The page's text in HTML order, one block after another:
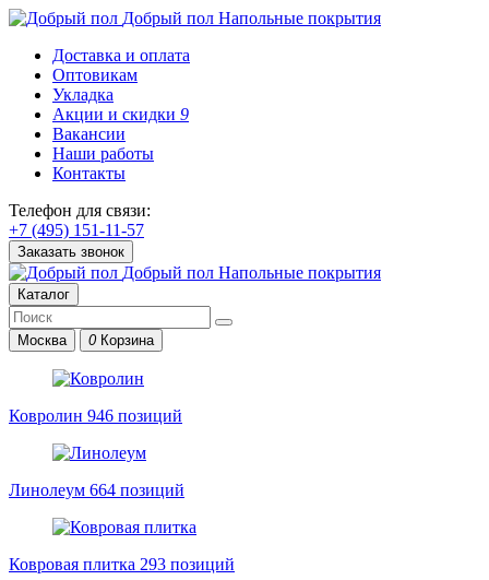
Добрый пол Напольные покрытия
Доставка и оплата
Оптовикам
Укладка
Акции и скидки 9
Вакансии
Наши работы
Контакты
Телефон для связи:
+7 (495) 151-11-57
Заказать звонок
Добрый пол Напольные покрытия
Каталог
Москва 0 Корзина
Ковролин 946 позиций
Линолеум 664 позиций
Ковровая плитка 293 позиций